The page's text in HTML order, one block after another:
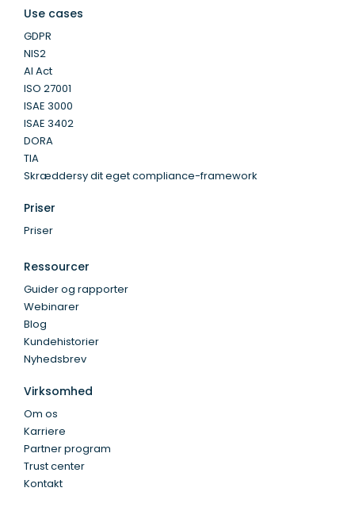
Use cases
GDPR
NIS2
AI Act
ISO 27001
ISAE 3000
ISAE 3402
DORA
TIA
Skræddersy dit eget compliance-framework
Priser
Priser
Ressourcer
Guider og rapporter
Webinarer
Blog
Kundehistorier
Nyhedsbrev
Virksomhed
Om os
Karriere
Partner program
Trust center
Kontakt